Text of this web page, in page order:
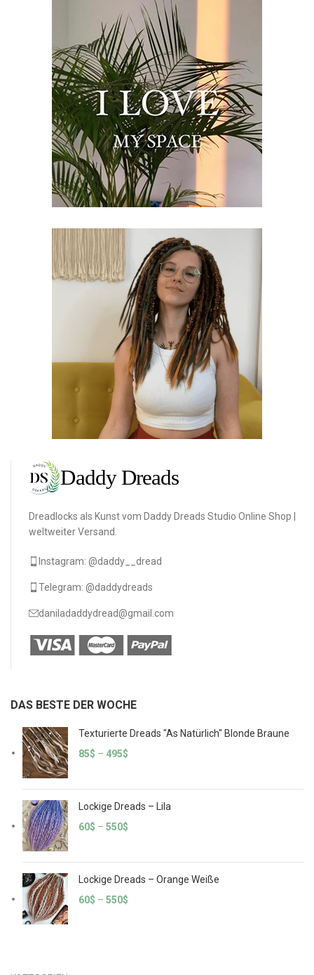
Dreadlocks als Kunst vom Daddy Dreads Studio Online Shop |
weltweiter Versand.
Instagram: @daddy__dread
Telegram: @daddydreads
daniladaddydread@gmail.com
DAS BESTE DER WOCHE
Texturierte Dreads "As Natürlich" Blonde Braune
85$ – 495$
Lockige Dreads – Lila
60$ – 550$
Lockige Dreads – Orange Weiße
60$ – 550$